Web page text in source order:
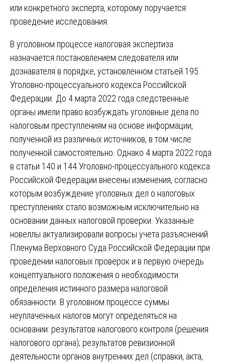
или конкретного эксперта, которому поручается
проведение исследования.
В уголовном процессе налоговая экспертиза
назначается постановлением следователя или
дознавателя в порядке, установленном статьей 195
Уголовно-процессуального кодекса Российской
Федерации. До 4 марта 2022 года следственные
органы имели право возбуждать уголовные дела по
налоговым преступлениям на основе информации,
полученной из различных источников, в том числе
полученной самостоятельно. Однако 4 марта 2022 года
в статьи 140 и 144 Уголовно-процессуального кодекса
Российской Федерации внесены изменения, согласно
которым возбуждение уголовных дел о налоговых
преступлениях стало возможным исключительно на
основании данных налоговой проверки. Указанные
новеллы актуализировали вопросы учета разъяснений
Пленума Верховного Суда Российской Федерации при
проведении налоговых проверок и в первую очередь
концептуального положения о необходимости
определения истинного размера налоговой
обязанности. В уголовном процессе суммы
неуплаченных налогов могут определяться на
основании: результатов налогового контроля (решения
налогового органа); результатов ревизионной
деятельности органов внутренних дел (справки, акта,